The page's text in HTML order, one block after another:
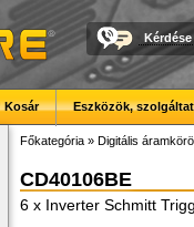
Kérdése
Kosár Eszközök,
Főkategória » Digitális
CD40106BE
6 x Inverter Schmitt